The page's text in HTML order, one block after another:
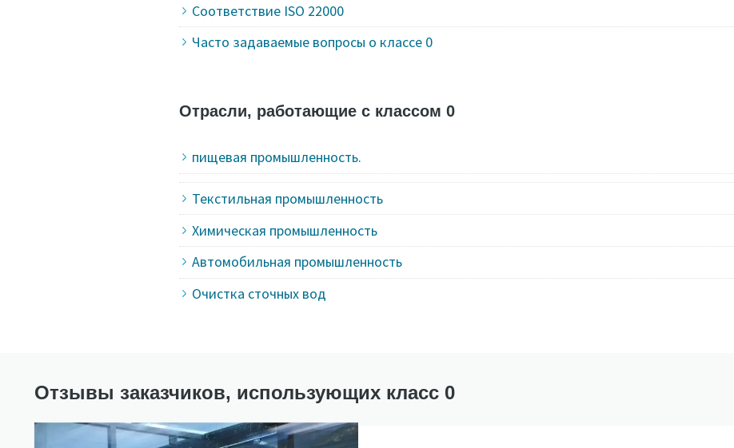
Соответствие ISO 22000
Часто задаваемые вопросы о классе 0
Отрасли, работающие с классом 0
пищевая промышленность.
Текстильная промышленность
Химическая промышленность
Автомобильная промышленность
Очистка сточных вод
Отзывы заказчиков, использующих класс 0